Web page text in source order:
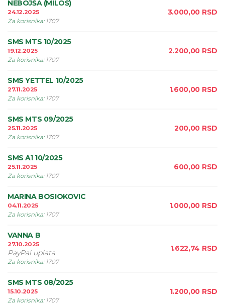
NEBOJŠA (MILOŠ)
24.12.2025
Za korisnika: 1707
3.000,00 RSD
SMS MTS 10/2025
19.12.2025
Za korisnika: 1707
2.200,00 RSD
SMS YETTEL 10/2025
27.11.2025
Za korisnika: 1707
1.600,00 RSD
SMS MTS 09/2025
25.11.2025
Za korisnika: 1707
200,00 RSD
SMS A1 10/2025
25.11.2025
Za korisnika: 1707
600,00 RSD
MARINA BOSIOKOVIC
04.11.2025
Za korisnika: 1707
1.000,00 RSD
VANNA B
27.10.2025
PayPal uplata
Za korisnika: 1707
1.622,74 RSD
SMS MTS 08/2025
15.10.2025
Za korisnika: 1707
1.200,00 RSD